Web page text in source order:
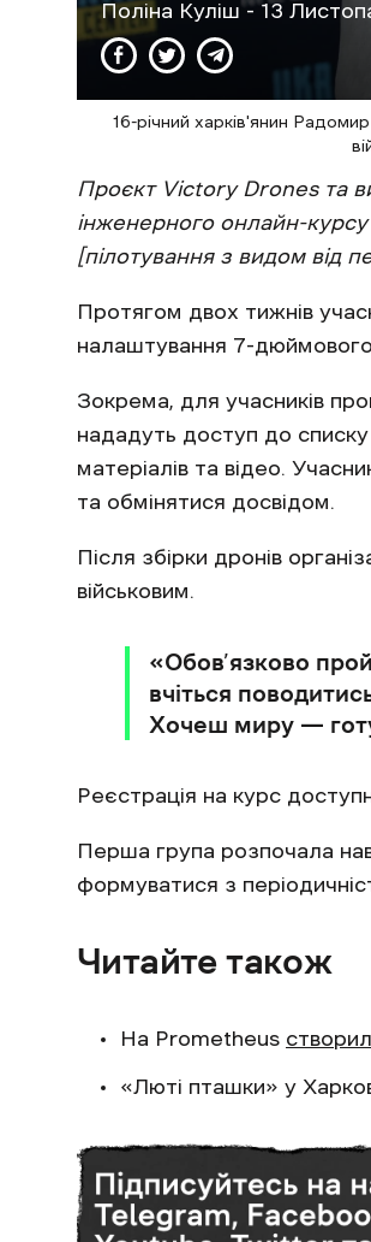
Поліна Куліш- 13
16-річний харків'янин
Проєкт Victory Drones та
інженерного онлайн-
[пілотування з видом від
Протягом двох тижнів
налаштування 7-
Зокрема, для учасників
нададуть доступ до списку
матеріалів та відео.
та обмінятися досвідом.
Після збірки дронів
військовим.
«Обов’язково
вчіться
Хочеш миру —
Реєстрація на курс
Перша група розпочала
формуватися з
Читайте також
На Prometheus
«Люті пташки» у